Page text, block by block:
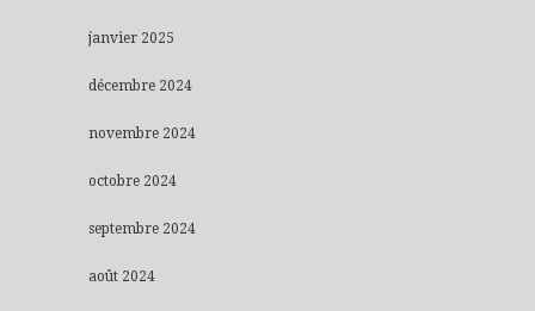
janvier 2025
décembre 2024
novembre 2024
octobre 2024
septembre 2024
août 2024